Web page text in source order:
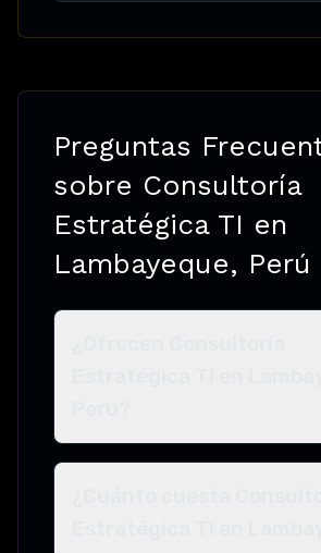
Preguntas
sobre Consultoría
Estratégica TI en
Lambayeque, Perú